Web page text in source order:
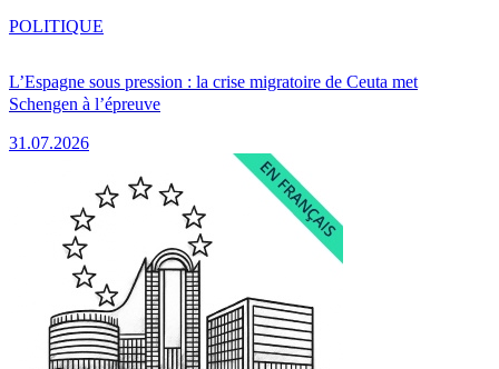
L’Espagne sous pression : la crise migratoire de Ceuta met
Schengen à l’épreuve
31.07.2026
POLITIQUE